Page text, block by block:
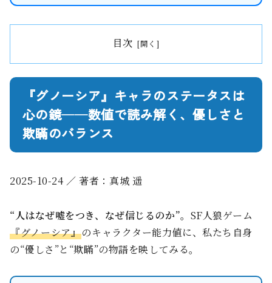
目次
『グノーシア』キャラのステータスは
心の鏡──数値で読み解く、優しさと
欺瞞のバランス
2025-10-24 ／ 著者：真城 遥
“人はなぜ嘘をつき、なぜ信じるのか”。 SF人狼ゲーム
『グノーシア』のキャラクター能力値に、私たち自身
の“優しさ”と“欺瞞”の物語を映してみる。